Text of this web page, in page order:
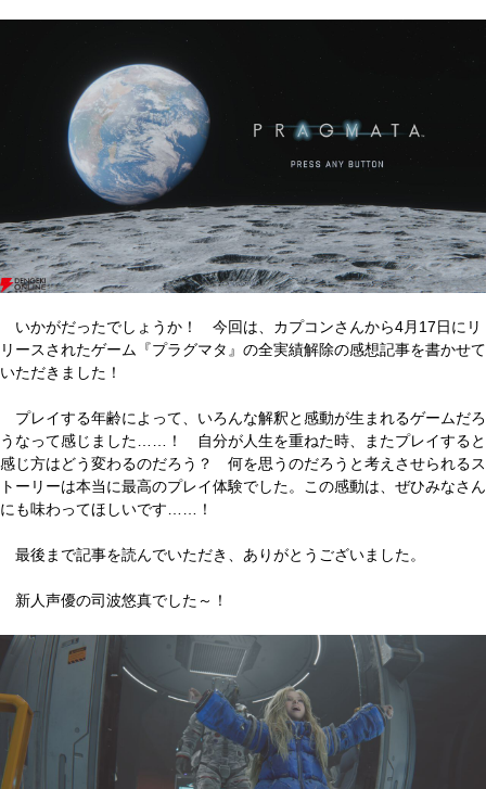
いかがだったでしょうか！ 今回は、カプコンさんから4月17日にリ
リースされたゲーム『プラグマタ』の全実績解除の感想記事を書かせて
いただきました！
プレイする年齢によって、いろんな解釈と感動が生まれるゲームだろ
うなって感じました……！ 自分が人生を重ねた時、またプレイすると
感じ方はどう変わるのだろう？ 何を思うのだろうと考えさせられるス
トーリーは本当に最高のプレイ体験でした。この感動は、ぜひみなさん
にも味わってほしいです……！
最後まで記事を読んでいただき、ありがとうございました。
新人声優の司波悠真でした～！